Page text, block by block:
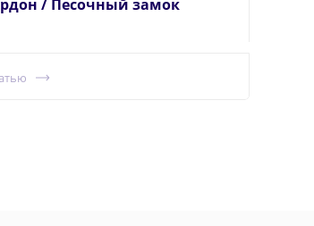
/ Песочный замок